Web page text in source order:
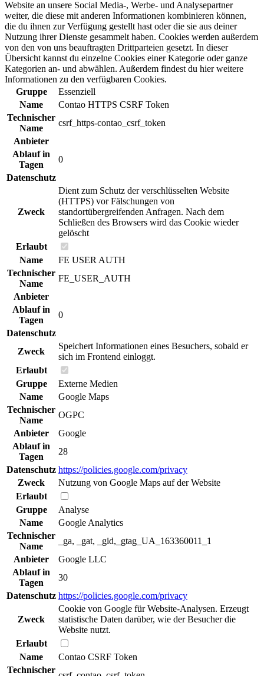
Website an unsere Social Media-, Werbe- und Analysepartner
weiter, die diese mit anderen Informationen kombinieren können,
die du ihnen zur Verfügung gestellt hast oder die sie aus deiner
Nutzung ihrer Dienste gesammelt haben. Cookies werden außerdem
von den von uns beauftragten Drittparteien gesetzt. In dieser
Übersicht kannst du einzelne Cookies einer Kategorie oder ganze
Kategorien an- und abwählen. Außerdem findest du hier weitere
Informationen zu den verfügbaren Cookies.
Gruppe
Essenziell
Name
Contao HTTPS CSRF Token
Technischer
Name
csrf_https-contao_csrf_token
Anbieter
Ablauf in
Tagen
0
Datenschutz
Zweck
Dient zum Schutz der verschlüsselten Website
(HTTPS) vor Fälschungen von
standortübergreifenden Anfragen. Nach dem
Schließen des Browsers wird das Cookie wieder
gelöscht
Erlaubt
Name
FE USER AUTH
Technischer
Name
FE_USER_AUTH
Anbieter
Ablauf in
Tagen
0
Datenschutz
Zweck
Speichert Informationen eines Besuchers, sobald er
sich im Frontend einloggt.
Erlaubt
Gruppe
Externe Medien
Name
Google Maps
Technischer
Name
OGPC
Anbieter
Google
Ablauf in
Tagen
28
Datenschutz https://policies.google.com/privacy
Zweck
Nutzung von Google Maps auf der Website
Erlaubt
Gruppe
Analyse
Name
Google Analytics
Technischer
Name
_ga, _gat, _gid,_gtag_UA_163360011_1
Anbieter
Google LLC
Ablauf in
Tagen
30
Datenschutz https://policies.google.com/privacy
Zweck
Cookie von Google für Website-Analysen. Erzeugt
statistische Daten darüber, wie der Besucher die
Website nutzt.
Erlaubt
Name
Contao CSRF Token
Technischer